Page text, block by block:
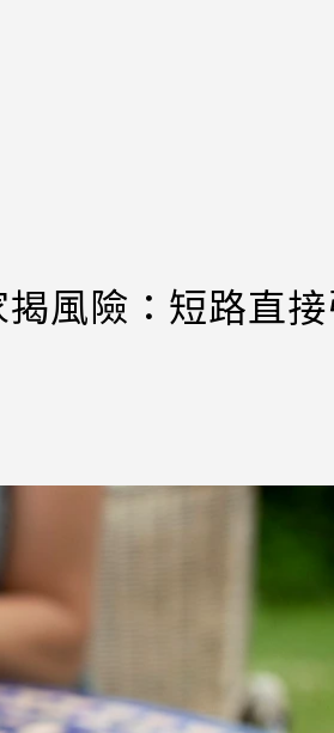
風險：短路直